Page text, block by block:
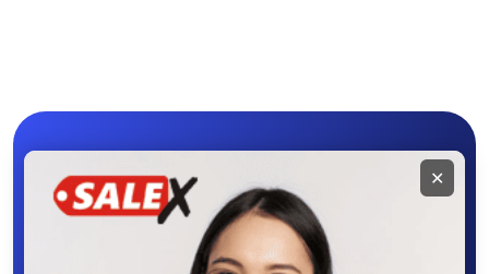
Мобильное
приложение
✕